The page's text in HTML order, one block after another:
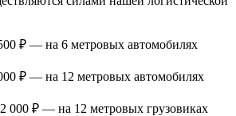
₽ — на 6 метровых автомобилях
₽ — на 12 метровых автомобилях
000 ₽ — на 12 метровых грузовиках